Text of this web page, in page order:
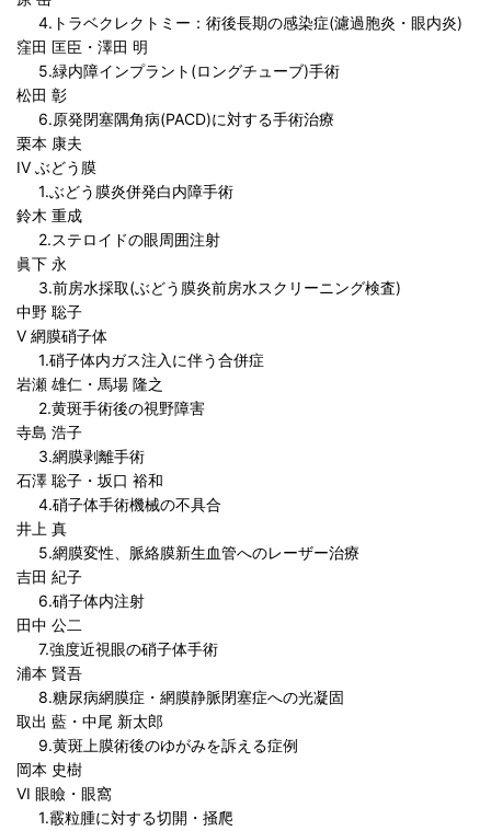
4.トラベクレクトミー：術後長期の感染症(濾過胞炎・眼内炎)
窪田 匡臣・澤田 明
5.緑内障インプラント(ロングチューブ)手術
松田 彰
6.原発閉塞隅角病(PACD)に対する手術治療
栗本 康夫
IV ぶどう膜
1.ぶどう膜炎併発白内障手術
鈴木 重成
2.ステロイドの眼周囲注射
眞下 永
3.前房水採取(ぶどう膜炎前房水スクリーニング検査)
中野 聡子
V 網膜硝子体
1.硝子体内ガス注入に伴う合併症
岩瀬 雄仁・馬場 隆之
2.黄斑手術後の視野障害
寺島 浩子
3.網膜剥離手術
石澤 聡子・坂口 裕和
4.硝子体手術機械の不具合
井上 真
5.網膜変性、脈絡膜新生血管へのレーザー治療
吉田 紀子
6.硝子体内注射
田中 公二
7.強度近視眼の硝子体手術
浦本 賢吾
8.糖尿病網膜症・網膜静脈閉塞症への光凝固
取出 藍・中尾 新太郎
9.黄斑上膜術後のゆがみを訴える症例
岡本 史樹
VI 眼瞼・眼窩
1.霰粒腫に対する切開・掻爬